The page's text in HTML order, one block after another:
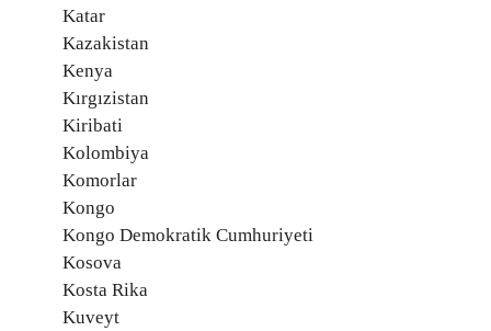
Katar
Kazakistan
Kenya
Kırgızistan
Kiribati
Kolombiya
Komorlar
Kongo
Kongo Demokratik Cumhuriyeti
Kosova
Kosta Rika
Kuveyt